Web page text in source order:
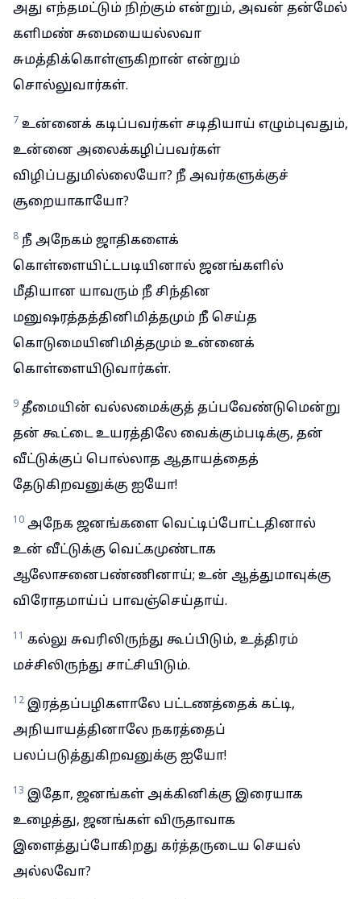
அது எந்தமட்டும் நிற்கும் என்றும், அவன் தன்மேல்
களிமண் சுமையையல்லவா
சுமத்திக்கொள்ளுகிறான் என்றும்
சொல்லுவார்கள்.
7 உன்னைக் கடிப்பவர்கள் சடிதியாய் எழும்புவதும்,
உன்னை அலைக்கழிப்பவர்கள்
விழிப்பதுமில்லையோ? நீ அவர்களுக்குச்
சூறையாகாயோ?
8 நீ அநேகம் ஜாதிகளைக்
கொள்ளையிட்டபடியினால் ஜனங்களில்
மீதியான யாவரும் நீ சிந்தின
மனுஷரத்தத்தினிமித்தமும் நீ செய்த
கொடுமையினிமித்தமும் உன்னைக்
கொள்ளையிடுவார்கள்.
9 தீமையின் வல்லமைக்குத் தப்பவேண்டுமென்று
தன் கூட்டை உயரத்திலே வைக்கும்படிக்கு, தன்
வீட்டுக்குப் பொல்லாத ஆதாயத்தைத்
தேடுகிறவனுக்கு ஐயோ!
10 அநேக ஜனங்களை வெட்டிப்போட்டதினால்
உன் வீட்டுக்கு வெட்கமுண்டாக
ஆலோசனைபண்ணினாய்; உன் ஆத்துமாவுக்கு
விரோதமாய்ப் பாவஞ்செய்தாய்.
11 கல்லு சுவரிலிருந்து கூப்பிடும், உத்திரம்
மச்சிலிருந்து சாட்சியிடும்.
12 இரத்தப்பழிகளாலே பட்டணத்தைக் கட்டி,
அநியாயத்தினாலே நகரத்தைப்
பலப்படுத்துகிறவனுக்கு ஐயோ!
13 இதோ, ஜனங்கள் அக்கினிக்கு இரையாக
உழைத்து, ஜனங்கள் விருதாவாக
இளைத்துப்போகிறது கர்த்தருடைய செயல்
அல்லவோ?